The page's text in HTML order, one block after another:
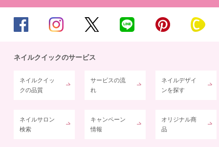
ネイルクイックのサービス
ネイルクイッ
クの品質
サービスの流
れ
ネイルデザイ
ンを探す
ネイルサロン
検索
キャンペーン
情報
オリジナル商
品